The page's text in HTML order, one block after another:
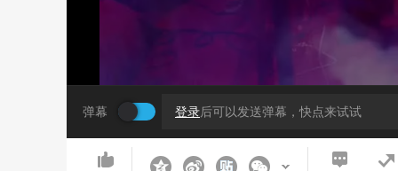
弹幕 登录后可以发送弹幕，快点来试试